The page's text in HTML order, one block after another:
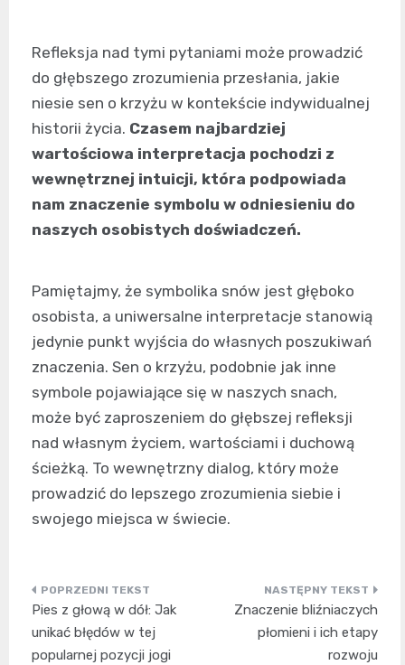
Refleksja nad tymi pytaniami może prowadzić
do głębszego zrozumienia przesłania, jakie
niesie sen o krzyżu w kontekście indywidualnej
historii życia. Czasem najbardziej
wartościowa interpretacja pochodzi z
wewnętrznej intuicji, która podpowiada
nam znaczenie symbolu w odniesieniu do
naszych osobistych doświadczeń.
Pamiętajmy, że symbolika snów jest głęboko
osobista, a uniwersalne interpretacje stanowią
jedynie punkt wyjścia do własnych poszukiwań
znaczenia. Sen o krzyżu, podobnie jak inne
symbole pojawiające się w naszych snach,
może być zaproszeniem do głębszej refleksji
nad własnym życiem, wartościami i duchową
ścieżką. To wewnętrzny dialog, który może
prowadzić do lepszego zrozumienia siebie i
swojego miejsca w świecie.
Nawigacja
wpisu
Pies z głową w dół: Jak
unikać błędów w tej
popularnej pozycji jogi
Znaczenie bliźniaczych
płomieni i ich etapy
rozwoju